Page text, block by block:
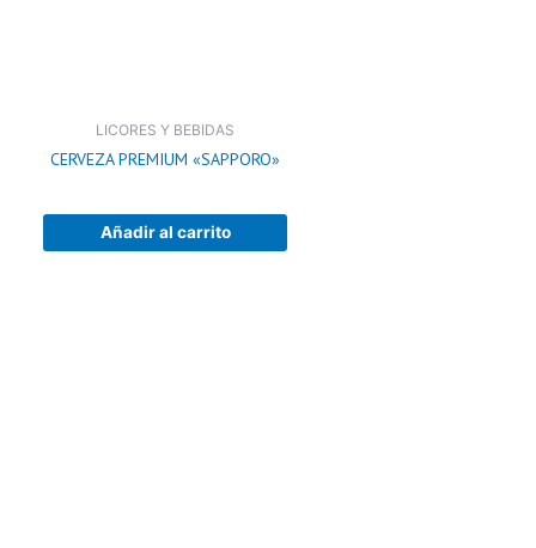
LICORES Y BEBIDAS
CERVEZA PREMIUM «SAPPORO»
Añadir al carrito